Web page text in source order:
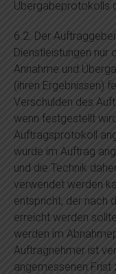
Übergabeprotokolls
6.2. Der
Dienstleistungen nur
Annahme und
(ihren Ergebnissen)
Verschulden des
wenn festgestellt
Auftragsprotokoll
wurde im Auftrag
und die Technik
verwendet werden
entspricht, der nach
erreicht werden
werden im
Auftragnehmer ist
angemessenen Frist